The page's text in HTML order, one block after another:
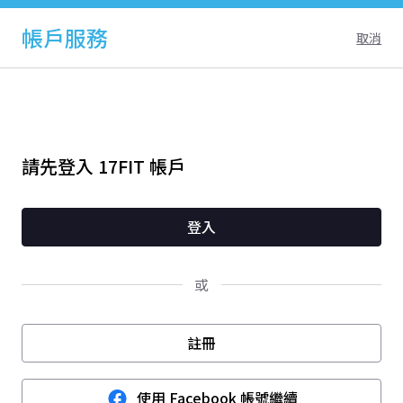
帳戶服務 取消
請先登入 17FIT 帳戶
登入
或
註冊
使用 Facebook 帳號繼續